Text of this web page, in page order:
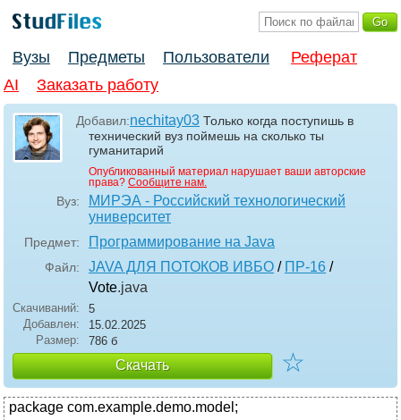
Вузы Предметы Пользователи
Реферат
AI
Заказать работу
Добавил:nechitay03 Только когда поступишь в
технический вуз поймешь на сколько ты
гуманитарий
Опубликованный материал нарушает ваши авторские
права? Сообщите нам.
Вуз:
МИРЭА - Российский технологический
университет
Предмет: Программирование на Java
Файл: JAVA ДЛЯ ПОТОКОВ ИВБО / ПР-16 /
Vote.java
Скачиваний:
5
Добавлен:
15.02.2025
Размер:
786 б
Скачать ☆
package com.example.demo.model;